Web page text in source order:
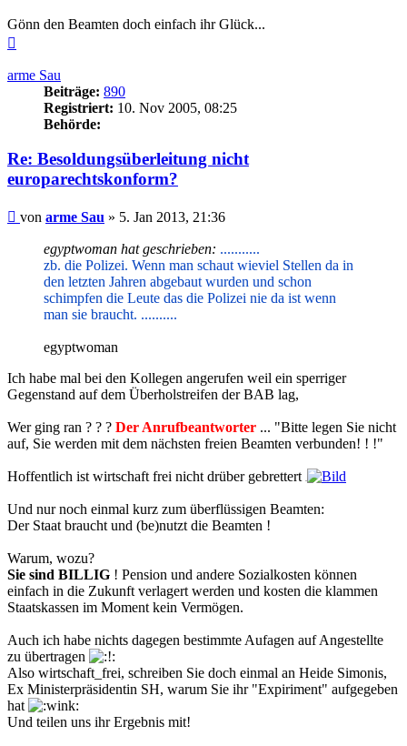
Gönn den Beamten doch einfach ihr Glück...
arme Sau
Beiträge: 890
Registriert: 10. Nov 2005, 08:25
Behörde:
Re: Besoldungsüberleitung nicht
europarechtskonform?
Beitrag
von arme Sau » 5. Jan 2013, 21:36
egyptwoman hat geschrieben: ...........
zb. die Polizei. Wenn man schaut wieviel Stellen da in
den letzten Jahren abgebaut wurden und schon
schimpfen die Leute das die Polizei nie da ist wenn
man sie braucht. ..........
egyptwoman
Ich habe mal bei den Kollegen angerufen weil ein sperriger
Gegenstand auf dem Überholstreifen der BAB lag,
Wer ging ran ? ? ? Der Anrufbeantworter ... "Bitte legen Sie nicht
auf, Sie werden mit dem nächsten freien Beamten verbunden! ! !"
Hoffentlich ist wirtschaft frei nicht drüber gebrettert .
Und nur noch einmal kurz zum überflüssigen Beamten:
Der Staat braucht und (be)nutzt die Beamten !
Warum, wozu?
Sie sind BILLIG ! Pension und andere Sozialkosten können
einfach in die Zukunft verlagert werden und kosten die klammen
Staatskassen im Moment kein Vermögen.
Auch ich habe nichts dagegen bestimmte Aufagen auf Angestellte
zu übertragen
Also wirtschaft_frei, schreiben Sie doch einmal an Heide Simonis,
Ex Ministerpräsidentin SH, warum Sie ihr "Expiriment" aufgegeben
hat
Und teilen uns ihr Ergebnis mit!